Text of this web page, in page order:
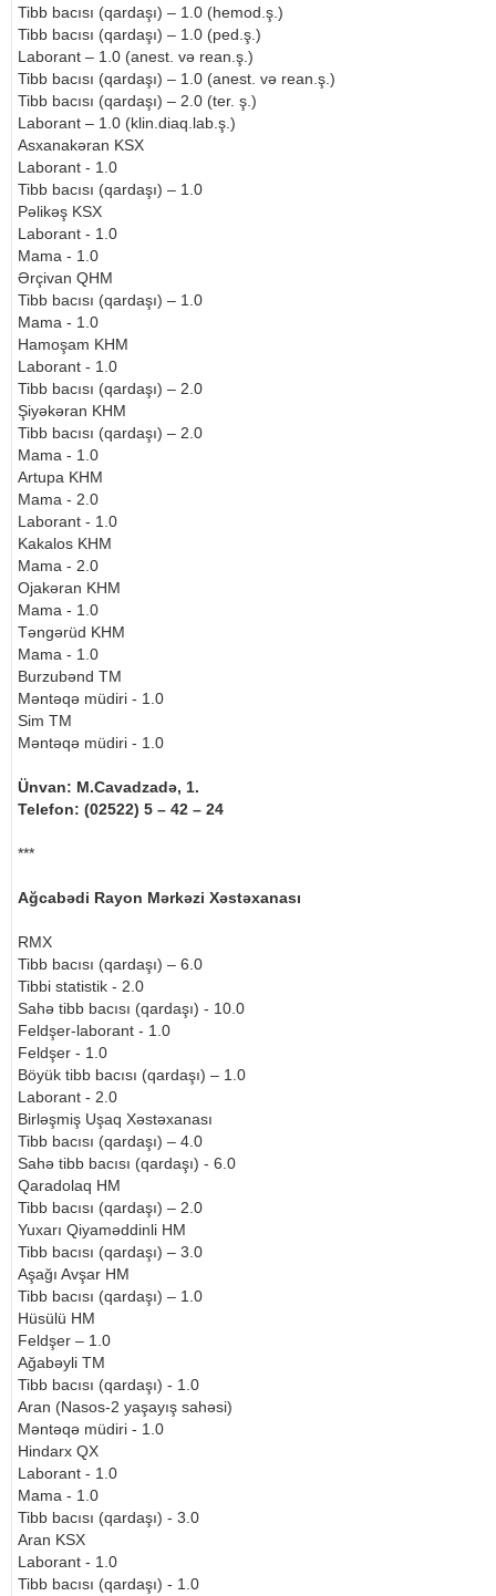
Tibb bacısı (qardaşı) – 1.0 (hemod.ş.)
Tibb bacısı (qardaşı) – 1.0 (ped.ş.)
Laborant – 1.0 (anest. və rean.ş.)
Tibb bacısı (qardaşı) – 1.0 (anest. və rean.ş.)
Tibb bacısı (qardaşı) – 2.0 (ter. ş.)
Laborant – 1.0 (klin.diaq.lab.ş.)
Asxanakəran KSX
Laborant - 1.0
Tibb bacısı (qardaşı) – 1.0
Pəlikəş KSX
Laborant - 1.0
Mama - 1.0
Ərçivan QHM
Tibb bacısı (qardaşı) – 1.0
Mama - 1.0
Hamoşam KHM
Laborant - 1.0
Tibb bacısı (qardaşı) – 2.0
Şiyəkəran KHM
Tibb bacısı (qardaşı) – 2.0
Mama - 1.0
Artupa KHM
Mama - 2.0
Laborant - 1.0
Kakalos KHM
Mama - 2.0
Ojakəran KHM
Mama - 1.0
Təngərüd KHM
Mama - 1.0
Burzubənd TM
Məntəqə müdiri - 1.0
Sim TM
Məntəqə müdiri - 1.0
Ünvan: M.Cavadzadə, 1.
Telefon: (02522) 5 – 42 – 24
***
Ağcabədi Rayon Mərkəzi Xəstəxanası
RMX
Tibb bacısı (qardaşı) – 6.0
Tibbi statistik - 2.0
Sahə tibb bacısı (qardaşı) - 10.0
Feldşer-laborant - 1.0
Feldşer - 1.0
Böyük tibb bacısı (qardaşı) – 1.0
Laborant - 2.0
Birləşmiş Uşaq Xəstəxanası
Tibb bacısı (qardaşı) – 4.0
Sahə tibb bacısı (qardaşı) - 6.0
Qaradolaq HM
Tibb bacısı (qardaşı) – 2.0
Yuxarı Qiyaməddinli HM
Tibb bacısı (qardaşı) – 3.0
Aşağı Avşar HM
Tibb bacısı (qardaşı) – 1.0
Hüsülü HM
Feldşer – 1.0
Ağabəyli TM
Tibb bacısı (qardaşı) - 1.0
Aran (Nasos-2 yaşayış sahəsi)
Məntəqə müdiri - 1.0
Hindarx QX
Laborant - 1.0
Mama - 1.0
Tibb bacısı (qardaşı) - 3.0
Aran KSX
Laborant - 1.0
Tibb bacısı (qardaşı) - 1.0